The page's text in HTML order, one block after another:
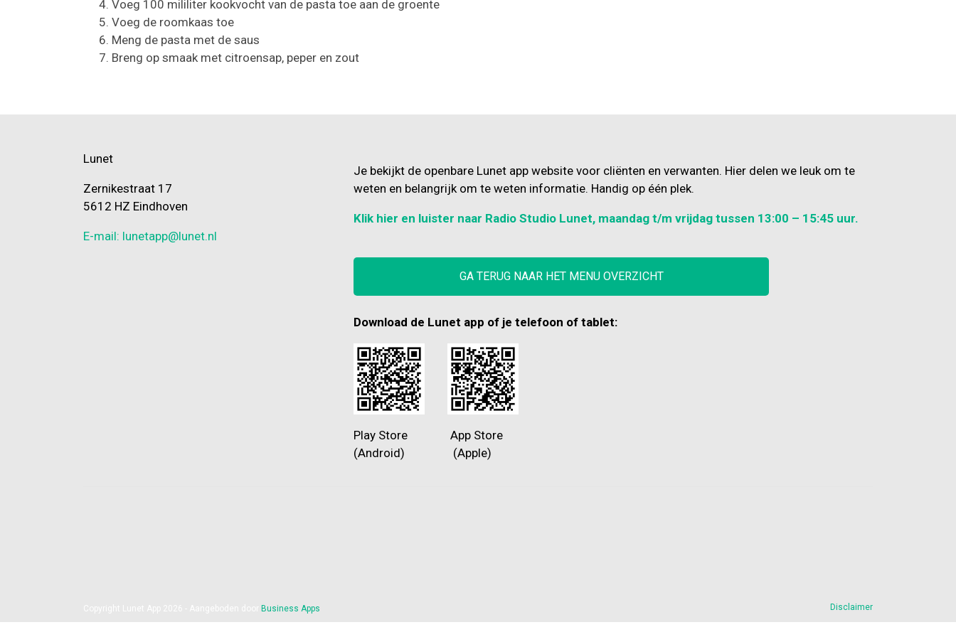
Voeg 100 mililiter kookvocht van de pasta toe aan de groente
Voeg de roomkaas toe
Meng de pasta met de saus
Breng op smaak met citroensap, peper en zout
Lunet
Zernikestraat 17
5612 HZ Eindhoven
E-mail: lunetapp@lunet.nl
Je bekijkt de openbare Lunet app website voor cliënten en verwanten. Hier delen we leuk om te
weten en belangrijk om te weten informatie. Handig op één plek.
Klik hier en luister naar Radio Studio Lunet, maandag t/m vrijdag tussen 13:00 – 15:45 uur.
GA TERUG NAAR HET MENU OVERZICHT
Download de Lunet app of je telefoon of tablet:
Play Store App Store
(Android) (Apple)
Business Apps Disclaimer